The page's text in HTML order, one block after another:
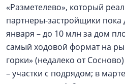
«Разметелево», который
партнеры-застройщики
января – до 10 млн за дом
самый ходовой формат на
горки» (недалеко от
– участки с подрядом; в